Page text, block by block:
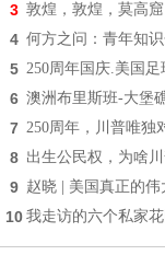
3 敦煌，敦煌，莫高窟
4 何方之问：青年知
5 250周年国庆.美国足
6 澳洲布里斯班-大堡
7 250周年，川普唯独
8 出生公民权，为啥
9 赵晓 | 美国真正的伟
10 我走访的六个私家